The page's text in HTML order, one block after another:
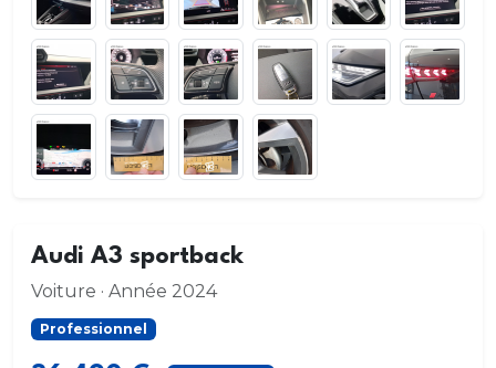
Audi A3 sportback
Voiture · Année 2024
Professionnel